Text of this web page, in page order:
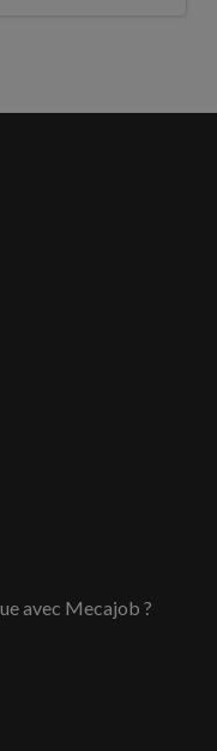
avec Mecajob ?